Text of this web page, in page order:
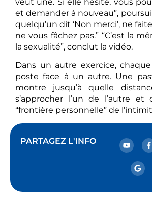
et demander à nouveau”,
quelqu’un dit ‘Non merci’, ne
ne vous fâchez pas.” “C’est la
la sexualité”, conclut la vidéo.
Dans un autre exercice,
poste face à un autre. Une
montre jusqu’à quelle
s’approcher l’un de l’autre
“frontière personnelle” de
PARTAGEZ L'INFO